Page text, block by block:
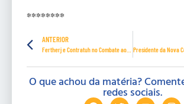
********
ANTERIOR
O que achou da matéria?
redes sociais.